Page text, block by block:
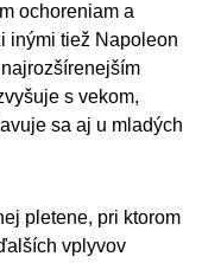
ochoreniam a
inými tiež Napoleon
s vekom,
sa aj u mladých
pletene, pri ktorom
vplyvov